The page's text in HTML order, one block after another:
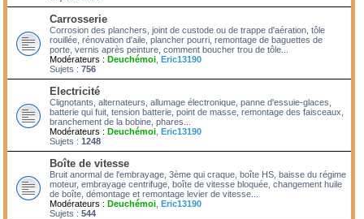
Carrosserie
Corrosion des planchers, joint de custode ou de trappe d'aération, tôle
rouillée, rénovation d'aile, plancher pourri, remontage de baguettes de
porte, vernis après peinture, comment boucher trou de tôle...
Modérateurs : Deuchémoi Eric13190
Sujets : 756
Electricité
Clignotants, alternateurs, allumage électronique, panne d'essuie-glaces,
batterie qui fuit, tension batterie, point de masse, remontage des faisceaux,
branchement de la bobine, phares...
Modérateurs : Deuchémoi Eric13190
Sujets : 1248
Boîte de vitesse
Bruit anormal de l'embrayage, 3ème qui craque, boîte HS, baisse du régime
moteur, embrayage centrifuge, boîte de vitesse bloquée, changement huile
de boîte, démontage et remontage levier de vitesse...
Modérateurs : Deuchémoi Eric13190
Sujets : 544